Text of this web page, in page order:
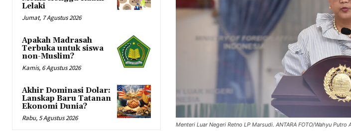
Lelaki
Jumat, 7 Agustus 2026
Apakah Madrasah
Terbuka untuk siswa
non-Muslim?
Kamis, 6 Agustus 2026
Akhir Dominasi Dolar:
Lanskap Baru Tatanan
Ekonomi Dunia?
Rabu, 5 Agustus 2026
Menteri Luar Negeri Retno LP Marsudi. ANTARA FOTO/Wahyu Putro